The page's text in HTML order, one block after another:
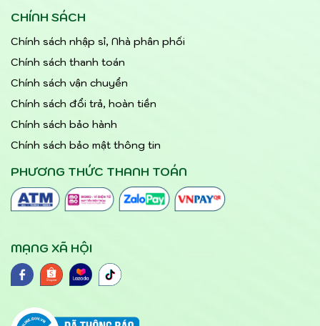
CHÍNH SÁCH
Chính sách nhập sỉ, Nhà phân phối
Chính sách thanh toán
Chính sách vận chuyển
Chính sách đổi trả, hoàn tiền
Chính sách bảo hành
Chính sách bảo mật thông tin
PHƯƠNG THỨC THANH TOÁN
MẠNG XÃ HỘI